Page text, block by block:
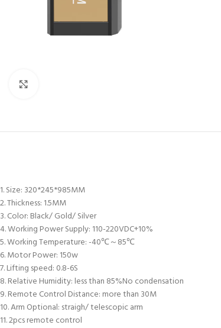
1. Size: 320*245*985MM
2. Thickness: 1.5MM
3. Color: Black/ Gold/ Silver
4. Working Power Supply: 110-220VDC+10%
5. Working Temperature: -40℃～85℃
6. Motor Power: 150w
7. Lifting speed: 0.8-6S
8. Relative Humidity: less than 85%No condensation
9. Remote Control Distance: more than 30M
10. Arm Optional: straigh/ telescopic arm
11. 2pcs remote control